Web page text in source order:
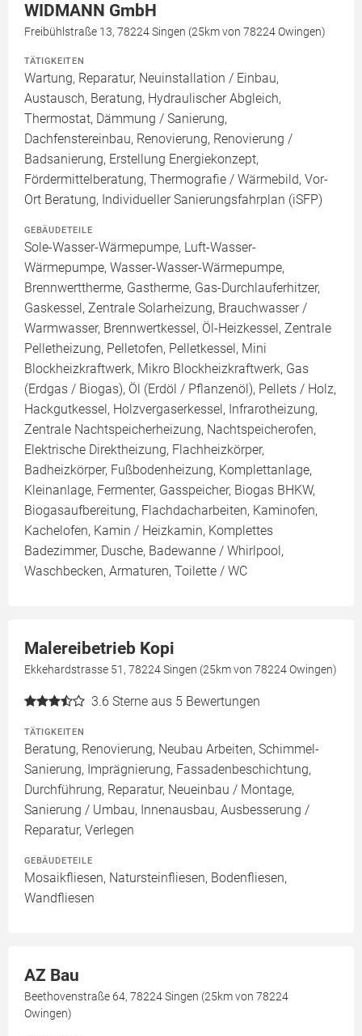
WIDMANN GmbH
Freibühlstraße 13, 78224 Singen (25km von 78224 Owingen)
TÄTIGKEITEN
Wartung, Reparatur, Neuinstallation / Einbau,
Austausch, Beratung, Hydraulischer Abgleich,
Thermostat, Dämmung / Sanierung,
Dachfenstereinbau, Renovierung, Renovierung /
Badsanierung, Erstellung Energiekonzept,
Fördermittelberatung, Thermografie / Wärmebild, Vor-
Ort Beratung, Individueller Sanierungsfahrplan (iSFP)
GEBÄUDETEILE
Sole-Wasser-Wärmepumpe, Luft-Wasser-
Wärmepumpe, Wasser-Wasser-Wärmepumpe,
Brennwerttherme, Gastherme, Gas-Durchlauferhitzer,
Gaskessel, Zentrale Solarheizung, Brauchwasser /
Warmwasser, Brennwertkessel, Öl-Heizkessel, Zentrale
Pelletheizung, Pelletofen, Pelletkessel, Mini
Blockheizkraftwerk, Mikro Blockheizkraftwerk, Gas
(Erdgas / Biogas), Öl (Erdöl / Pflanzenöl), Pellets / Holz,
Hackgutkessel, Holzvergaserkessel, Infrarotheizung,
Zentrale Nachtspeicherheizung, Nachtspeicherofen,
Elektrische Direktheizung, Flachheizkörper,
Badheizkörper, Fußbodenheizung, Komplettanlage,
Kleinanlage, Fermenter, Gasspeicher, Biogas BHKW,
Biogasaufbereitung, Flachdacharbeiten, Kaminofen,
Kachelofen, Kamin / Heizkamin, Komplettes
Badezimmer, Dusche, Badewanne / Whirlpool,
Waschbecken, Armaturen, Toilette / WC
Malereibetrieb Kopi
Ekkehardstrasse 51, 78224 Singen (25km von 78224 Owingen)
3.6 Sterne aus 5 Bewertungen
TÄTIGKEITEN
Beratung, Renovierung, Neubau Arbeiten, Schimmel-
Sanierung, Imprägnierung, Fassadenbeschichtung,
Durchführung, Reparatur, Neueinbau / Montage,
Sanierung / Umbau, Innenausbau, Ausbesserung /
Reparatur, Verlegen
GEBÄUDETEILE
Mosaikfliesen, Natursteinfliesen, Bodenfliesen,
Wandfliesen
AZ Bau
Beethovenstraße 64, 78224 Singen (25km von 78224
Owingen)